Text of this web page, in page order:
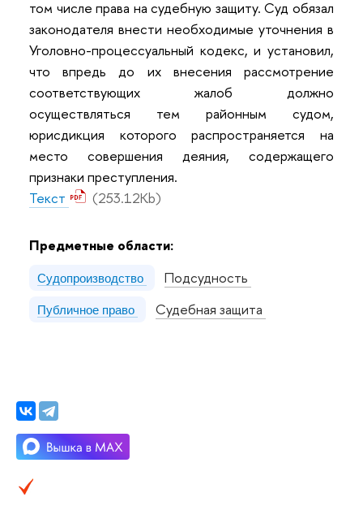
том числе права на судебную защиту. Суд обязал
законодателя внести необходимые уточнения в
Уголовно-процессуальный кодекс, и установил,
что впредь до их внесения рассмотрение
соответствующих жалоб должно
осуществляться тем районным судом,
юрисдикция которого распространяется на
место совершения деяния, содержащего
признаки преступления.
Текст
(253.12Kb)
Предметные области:
Судопроизводство Подсудность
Публичное право Судебная защита